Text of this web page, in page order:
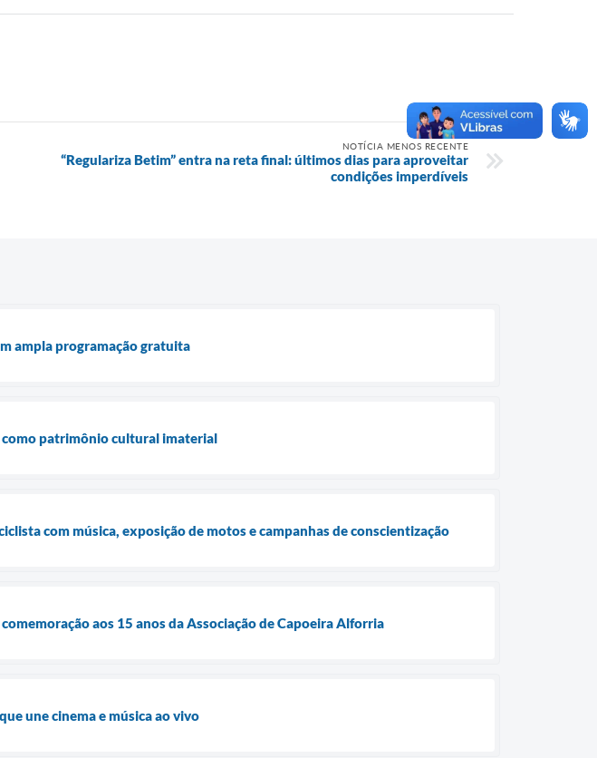
NOTÍCIA MENOS RECENTE
“Regulariza Betim” entra na reta final: últimos dias para aproveitar
condições imperdíveis
ampla programação gratuita
como patrimônio cultural imaterial
com música, exposição de motos e campanhas de conscientização
aos 15 anos da Associação de Capoeira Alforria
une cinema e música ao vivo